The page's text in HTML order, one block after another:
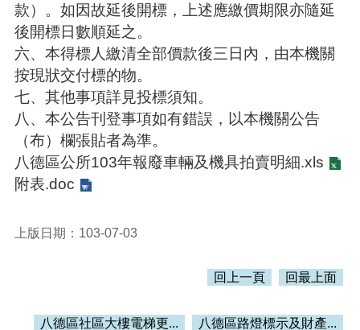
相
關
資
料
活
動
報
名
專
區
首
款）。如因故延後開標，上述應繳價期限亦隨延
後開標日數順延之。
六、本得標人繳清全部價款後三日內，由本機關
按現狀交付標的物。
七、其他事項詳見投標須知。
八、本公告刊登事項如有錯誤，以本機關公告
（布）欄張貼者為準。
八德區公所103年報廢車輛及機具拍賣明細.xls
附表.doc
上版日期：103-07-03
回上一頁 回最上面
八德區社區大樓電梯更... 八德區路燈標示及財產...